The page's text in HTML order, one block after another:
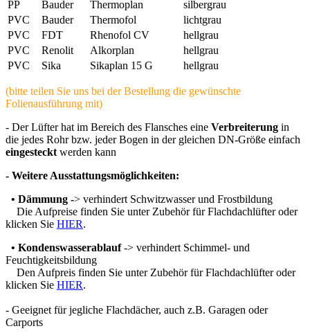
PP Bauder Thermoplan
silbergrau
PVC
Bauder Thermofol
lichtgrau
PVC
FDT Rhenofol CV
hellgrau
PVC
Renolit Alkorplan
hellgrau
PVC
Sika Sikaplan 15 G hellgrau
(bitte teilen Sie uns bei der Bestellung die gewünschte
Folienausführung mit)
- Der Lüfter hat im Bereich des Flansches eine Verbreiterung in
die jedes Rohr bzw. jeder Bogen in der gleichen DN-Größe einfach
eingesteckt werden kann
- Weitere Ausstattungsmöglichkeiten:
• Dämmung -> verhindert Schwitzwasser und Frostbildung
Die Aufpreise finden Sie unter Zubehör für Flachdachlüfter oder
klicken Sie HIER.
• Kondenswasserablauf -> verhindert Schimmel- und
Feuchtigkeitsbildung
Den Aufpreis finden Sie unter Zubehör für Flachdachlüfter oder
klicken Sie HIER.
- Geeignet für jegliche Flachdächer, auch z.B. Garagen oder
Carports